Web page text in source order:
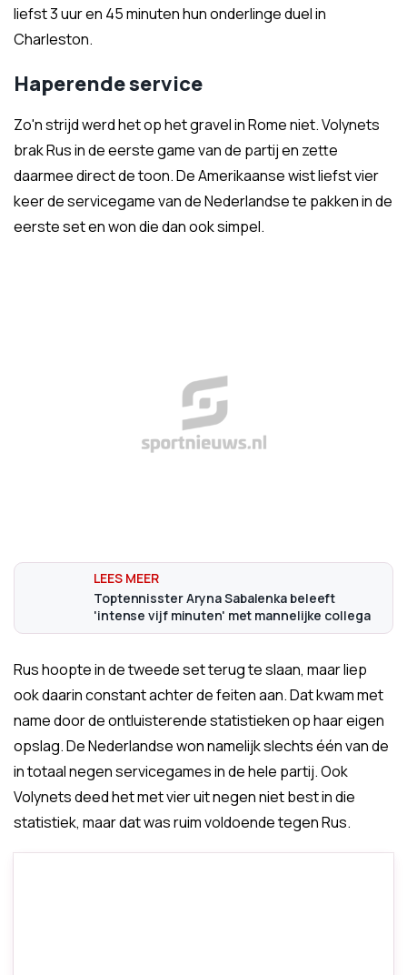
liefst 3 uur en 45 minuten hun onderlinge duel in
Charleston.
Haperende service
Zo'n strijd werd het op het gravel in Rome niet. Volynets
brak Rus in de eerste game van de partij en zette
daarmee direct de toon. De Amerikaanse wist liefst vier
keer de servicegame van de Nederlandse te pakken in de
eerste set en won die dan ook simpel.
Toptennisster Aryna Sabalenka beleeft
'intense vijf minuten' met mannelijke collega
Rus hoopte in de tweede set terug te slaan, maar liep
ook daarin constant achter de feiten aan. Dat kwam met
name door de ontluisterende statistieken op haar eigen
opslag. De Nederlandse won namelijk slechts één van de
in totaal negen servicegames in de hele partij. Ook
Volynets deed het met vier uit negen niet best in die
statistiek, maar dat was ruim voldoende tegen Rus.